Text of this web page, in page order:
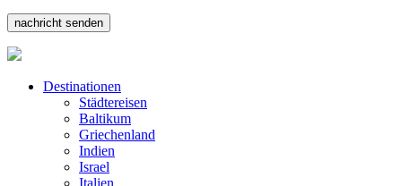
Destinationen
Städtereisen
Baltikum
Griechenland
Indien
Israel